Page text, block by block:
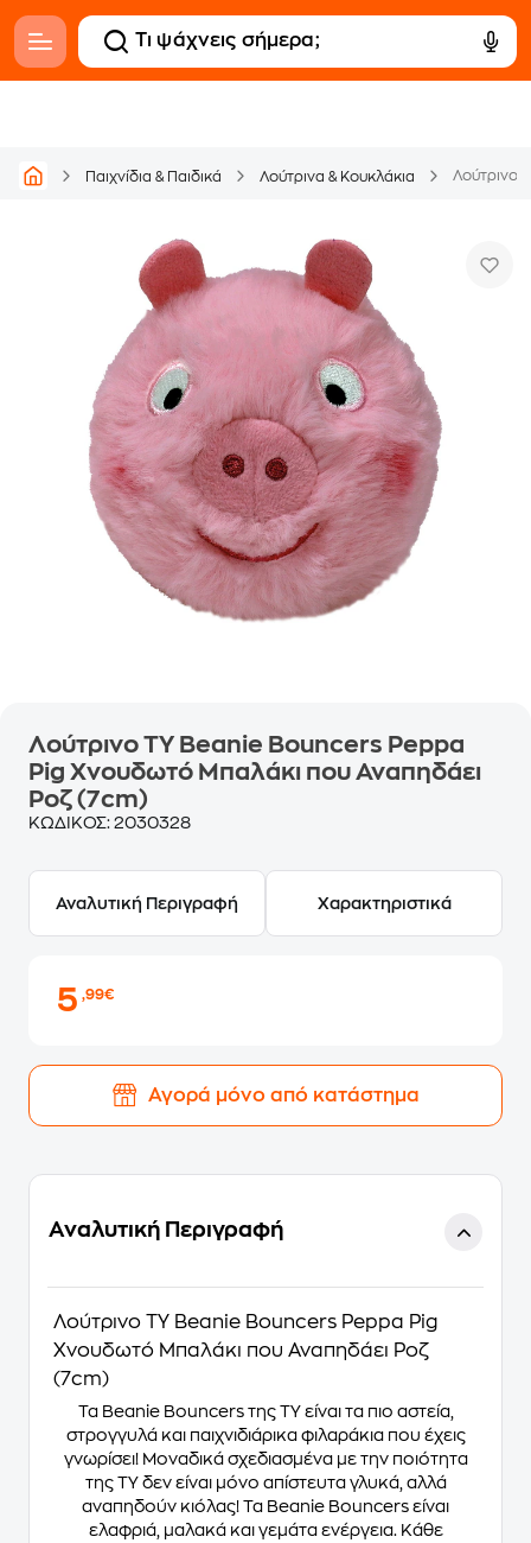
Παιχνίδια & Παιδικά Λούτρινα & Κουκλάκια
Λούτρινο TY Beanie Bouncers Peppa
Pig Χνουδωτό Μπαλάκι που Αναπηδάει
Ροζ (7cm)
ΚΩΔΙΚΟΣ: 2030328
Αναλυτική Περιγραφή Χαρακτηριστικά
5,99€
Αγορά μόνο από κατάστημα
Αναλυτική Περιγραφή
Λούτρινο TY Beanie Bouncers Peppa Pig
Χνουδωτό Μπαλάκι που Αναπηδάει Ροζ
(7cm)
Τα Beanie Bouncers της TY είναι τα πιο αστεία,
στρογγυλά και παιχνιδιάρικα φιλαράκια που έχεις
γνωρίσει! Μοναδικά σχεδιασμένα με την ποιότητα
της TY δεν είναι μόνο απίστευτα γλυκά, αλλά
αναπηδούν κιόλας! Τα Beanie Bouncers είναι
ελαφριά, μαλακά και γεμάτα ενέργεια. Κάθε